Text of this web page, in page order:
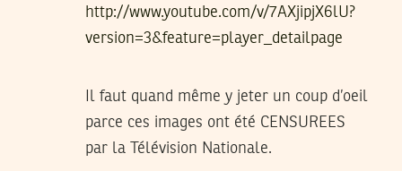
http://www.youtube.com/v/7AXjipjX6lU?
version=3&feature=player_detailpage
Il faut quand même y jeter un coup d’oeil
parce ces images ont été CENSUREES
par la Télévision Nationale.